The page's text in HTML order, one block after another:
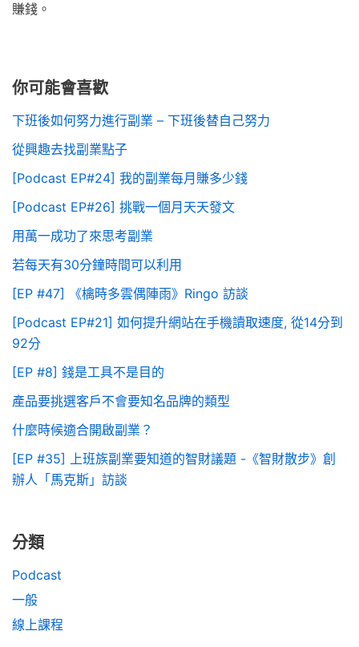
賺錢。
你可能會喜歡
下班後如何努力進行副業 – 下班後替自己努力
從興趣去找副業點子
[Podcast EP#24] 我的副業每月賺多少錢
[Podcast EP#26] 挑戰一個月天天發文
用萬一成功了來思考副業
若每天有30分鐘時間可以利用
[EP #47] 《檎時多雲偶陣雨》Ringo 訪談
[Podcast EP#21] 如何提升網站在手機讀取速度, 從14分到
92分
[EP #8] 錢是工具不是目的
產品要挑選客戶不會要知名品牌的類型
什麼時候適合開啟副業？
[EP #35] 上班族副業要知道的智財議題 -《智財散步》創
辦人「馬克斯」訪談
分類
Podcast
一般
線上課程